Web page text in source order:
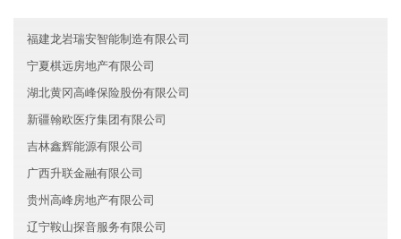
福建龙岩瑞安智能制造有限公司
宁夏棋远房地产有限公司
湖北黄冈高峰保险股份有限公司
新疆翰欧医疗集团有限公司
吉林鑫辉能源有限公司
广西升联金融有限公司
贵州高峰房地产有限公司
辽宁鞍山探音服务有限公司